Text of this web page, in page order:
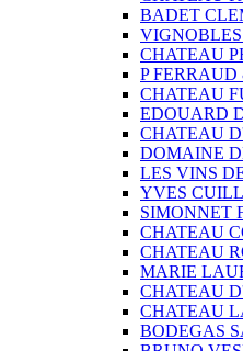
BADET
CHATEAU
P FERRAUD
CHATEAU
EDOUARD
CHATEAU
DOMAINE
LES VINS
YVES
SIMONNET
CHATEAU
CHATEAU
MARIE
CHATEAU
CHATEAU
BODEGAS